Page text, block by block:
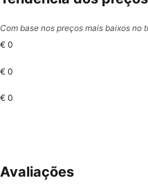
Com base nos preços mais baixos
€ 0
€ 0
€ 0
Avaliações